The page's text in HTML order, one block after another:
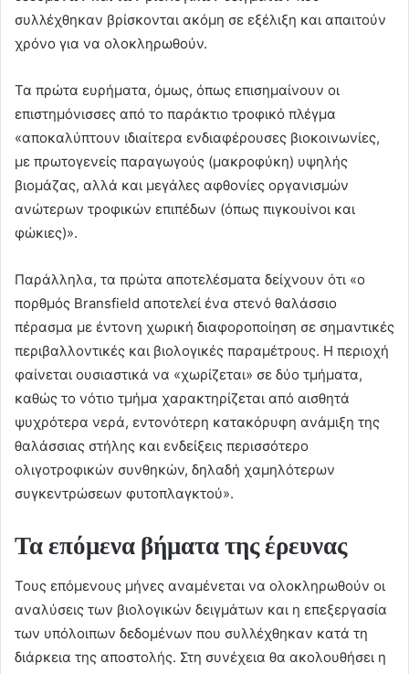
συλλέχθηκαν βρίσκονται ακόμη σε εξέλιξη και απαιτούν
χρόνο για να ολοκληρωθούν.
Τα πρώτα ευρήματα, όμως, όπως επισημαίνουν οι
επιστημόνισσες από το παράκτιο τροφικό πλέγμα
«αποκαλύπτουν ιδιαίτερα ενδιαφέρουσες βιοκοινωνίες,
με πρωτογενείς παραγωγούς (μακροφύκη) υψηλής
βιομάζας, αλλά και μεγάλες αφθονίες οργανισμών
ανώτερων τροφικών επιπέδων (όπως πιγκουίνοι και
φώκιες)».
Παράλληλα, τα πρώτα αποτελέσματα δείχνουν ότι «ο
πορθμός Bransfield αποτελεί ένα στενό θαλάσσιο
πέρασμα με έντονη χωρική διαφοροποίηση σε σημαντικές
περιβαλλοντικές και βιολογικές παραμέτρους. Η περιοχή
φαίνεται ουσιαστικά να «χωρίζεται» σε δύο τμήματα,
καθώς το νότιο τμήμα χαρακτηρίζεται από αισθητά
ψυχρότερα νερά, εντονότερη κατακόρυφη ανάμιξη της
θαλάσσιας στήλης και ενδείξεις περισσότερο
ολιγοτροφικών συνθηκών, δηλαδή χαμηλότερων
συγκεντρώσεων φυτοπλαγκτού».
Τα επόμενα βήματα της έρευνας
Τους επόμενους μήνες αναμένεται να ολοκληρωθούν οι
αναλύσεις των βιολογικών δειγμάτων και η επεξεργασία
των υπόλοιπων δεδομένων που συλλέχθηκαν κατά τη
διάρκεια της αποστολής. Στη συνέχεια θα ακολουθήσει η